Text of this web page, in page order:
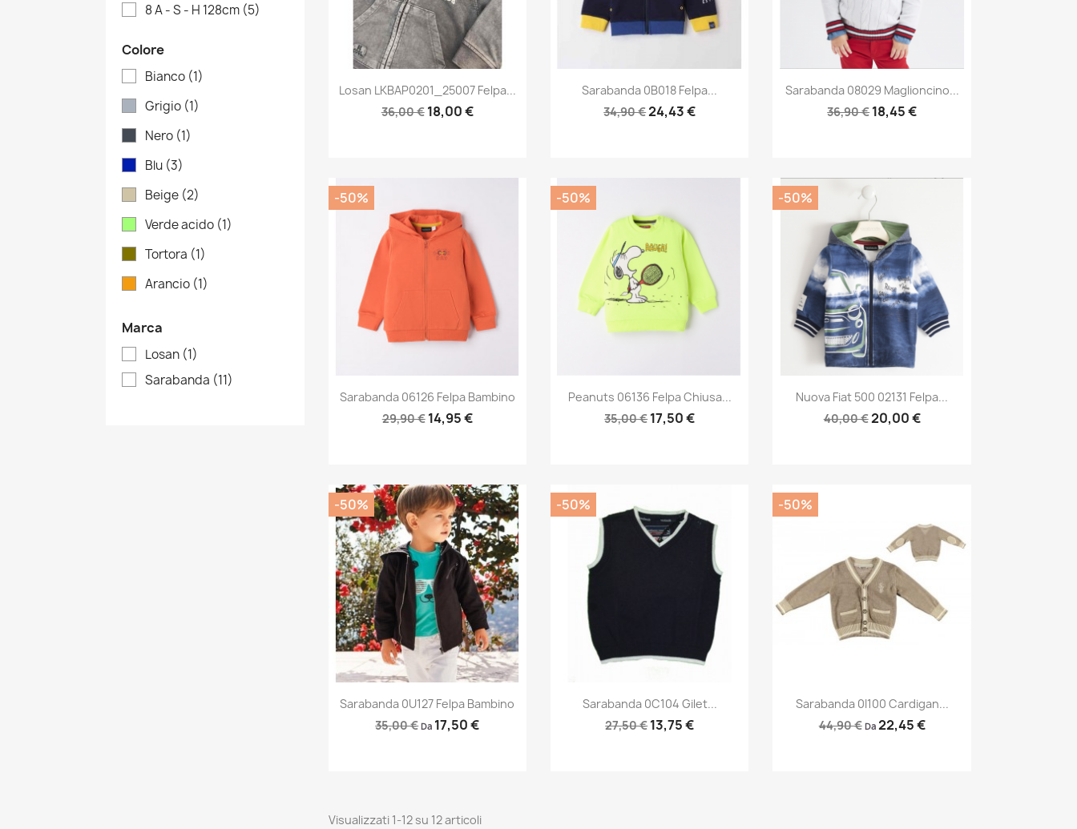
8 A - S - H 128cm (5)
Colore
Bianco (1)
Grigio (1)
Nero (1)
Blu (3)
Beige (2)
Verde acido (1)
Tortora (1)
Arancio (1)
Marca
Losan (1)
Sarabanda (11)
Anteprima
Losan LKBAP0201_25007 Felpa...
36,00 € 18,00 €
Anteprima
Sarabanda 0B018 Felpa...
34,90 €24,43 €
Anteprima
Sarabanda 08029 Maglioncino...
36,90 €18,45 €
Anteprima
Sarabanda 06126 Felpa Bambino
29,90 € 14,95 €
-50%
Anteprima
Peanuts 06136 Felpa Chiusa...
35,00 €17,50 €
-50%
Anteprima
Nuova Fiat 500 02131 Felpa...
40,00 €20,00 €
-50%
Anteprima
Sarabanda 0U127 Felpa Bambino
35,00 € Da 17,50 €
-50%
Anteprima
Sarabanda 0C104 Gilet...
27,50 €13,75 €
-50%
Anteprima
Sarabanda 0I100 Cardigan...
44,90 € Da 22,45 €
-50%
Visualizzati 1-12 su 12 articoli